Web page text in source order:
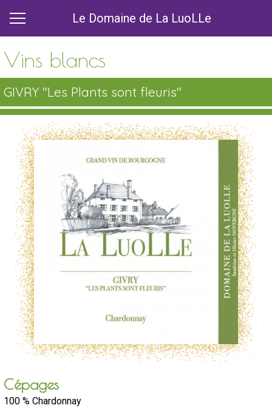
Le Domaine de La LuoLLe
Vins blancs
GIVRY ''Les Plants sont fleuris''
Cépages
100 % Chardonnay